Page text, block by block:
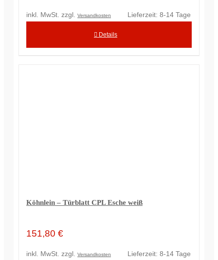
inkl. MwSt. zzgl. Versandkosten Lieferzeit: 8-14 Tage
Details
Köhnlein – Türblatt CPL Esche weiß
151,80 €
inkl. MwSt. zzgl. Versandkosten Lieferzeit: 8-14 Tage